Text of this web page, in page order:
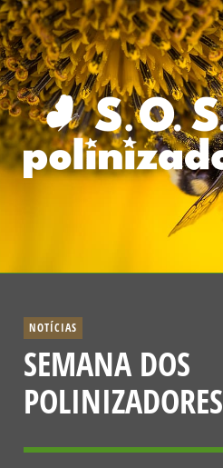
NOTÍCIAS
SEMANA DOS
POLINIZADORES